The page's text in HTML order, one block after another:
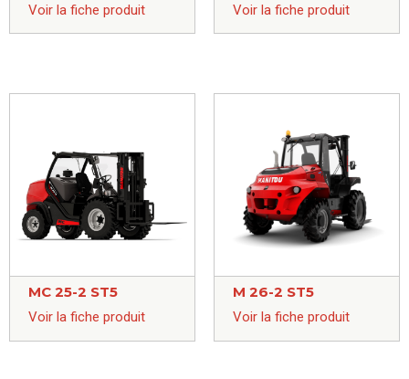
Voir la fiche produit Voir la fiche produit
MC 25-2 ST5
Voir la fiche produit
M 26-2 ST5
Voir la fiche produit